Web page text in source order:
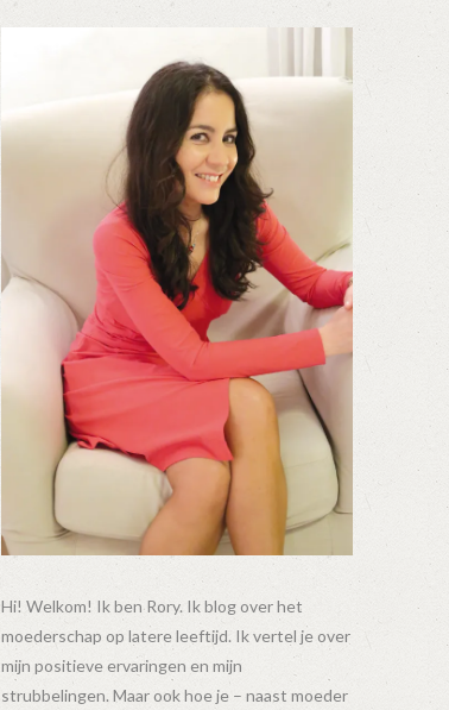
Hi! Welkom! Ik ben Rory. Ik blog over het
moederschap op latere leeftijd. Ik vertel je over
mijn positieve ervaringen en mijn
strubbelingen. Maar ook hoe je – naast moeder